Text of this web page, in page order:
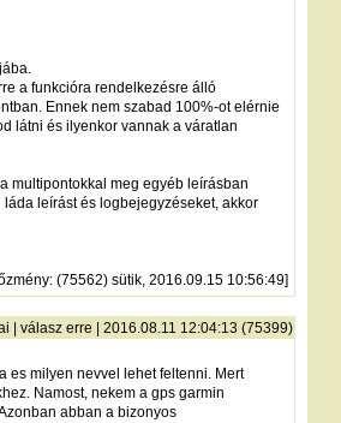
a funkcióra rendelkezésre álló
Ennek nem szabad 100%-ot elérnie
látni és ilyenkor vannak a váratlan
multipontokkal meg egyéb leírásban
leírást és logbejegyzéseket, akkor
: (75562) sütik, 2016.09.15 10:56:49]
válasz erre | 2016.08.11 12:04:13 (75399)
es milyen nevvel lehet feltenni. Mert
Namost, nekem a gps garmin
abban a bizonyos